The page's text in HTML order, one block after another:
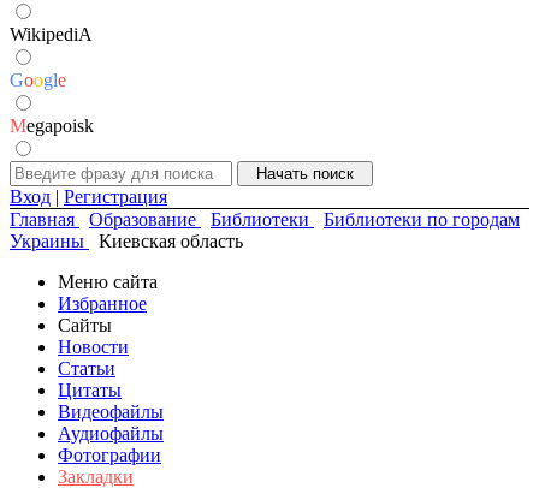
WikipediA
Google
Megapoisk
Вход | Регистрация
Главная
Образование Библиотеки
Библиотеки по городам
Украины
Киевская область
Меню сайта
Избранное
Сайты
Новости
Статьи
Цитаты
Видеофайлы
Аудиофайлы
Фотографии
Закладки